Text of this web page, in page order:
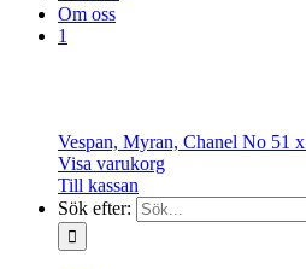
Om oss
1
Vespan, Myran, Chanel No 51 x
Visa varukorg
Till kassan
Sök efter: